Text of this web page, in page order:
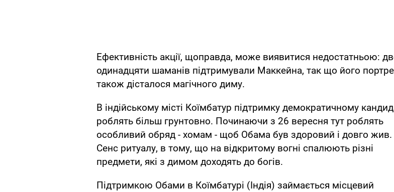
Ефективність акції, щоправда, може виявитися недостатньою:
одинадцяти шаманів підтримували Маккейна, так що його
також дісталося магічного диму.
В індійському місті Коїмбатур підтримку демократичному
роблять більш грунтовно. Починаючи з 26 вересня тут роблять
особливий обряд - хомам - щоб Обама був здоровий і довго жив.
Сенс ритуалу, в тому, що на відкритому вогні спалюють різні
предмети, які з димом доходять до богів.
Підтримкою Обами в Коїмбатурі (Індія) займається місцевий